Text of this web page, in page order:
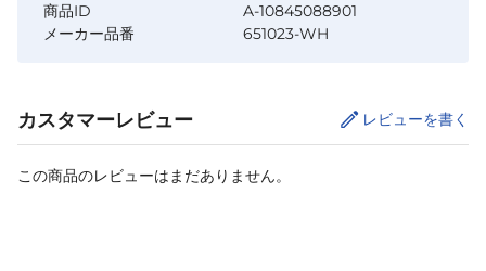
商品ID
A-10845088901
メーカー品番
651023-WH
カスタマーレビュー レビューを書く
この商品のレビューはまだありません。